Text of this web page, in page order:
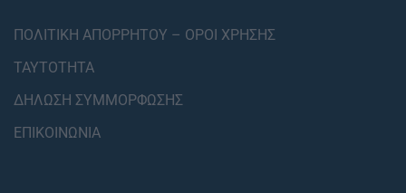
ΠΟΛΙΤΙΚΗ ΑΠΟΡΡΗΤΟΥ – ΟΡΟΙ ΧΡΗΣΗΣ
ΤΑΥΤΟΤΗΤΑ
ΔΗΛΩΣΗ ΣΥΜΜΟΡΦΩΣΗΣ
ΕΠΙΚΟΙΝΩΝΙΑ